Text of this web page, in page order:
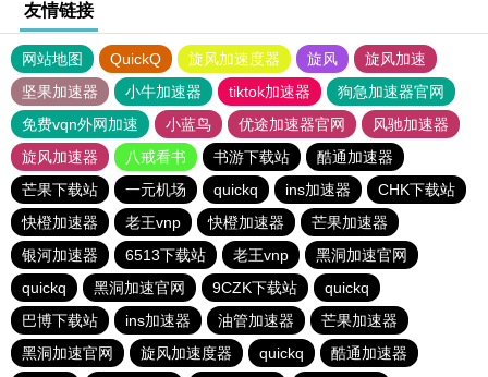
友情链接
网站地图 QuickQ 旋风加速度器 旋风
旋风加速
坚果加速器
小牛加速器 tiktok加速器
狗急加速器官网
免费vqn外网加速
小蓝鸟 优途加速器官网
风驰加速器
旋风加速器
八戒看书 书游下载站
酷通加速器
芒果下载站
一元机场 quickq ins加速器
CHK下载站
快橙加速器
老王vnp 快橙加速器
芒果加速器
银河加速器
6513下载站 老王vnp
黑洞加速官网
quickq
黑洞加速官网 9CZK下载站
quickq
巴博下载站
ins加速器 油管加速器
芒果加速器
黑洞加速官网
旋风加速度器 quickq 酷通加速器